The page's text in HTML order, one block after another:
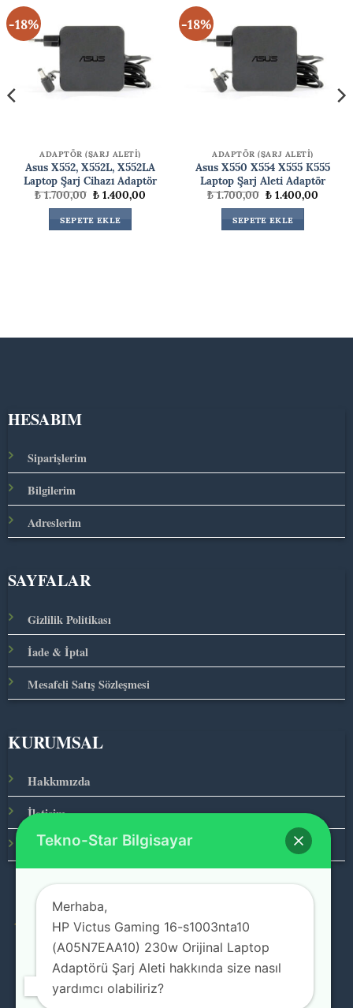
-18%
ADAPTÖR (ŞARJ ALETİ)
Asus X552, X552L, X552LA
Laptop Şarj Cihazı Adaptör
₺1.700,00Orijinal
fiyat:
₺ 1.700,00.
₺1.400,00Şu
SEPETE EKLE
-18%
ADAPTÖR (ŞARJ ALETİ)
Asus X550 X554 X555 K555
Laptop Şarj Aleti Adaptör
₺1.700,00Orijinal
fiyat:
₺ 1.700,00.
₺1.400,00Şu
SEPETE EKLE
HESABIM
Siparişlerim
Bilgilerim
Adreslerim
SAYFALAR
Gizlilik Politikası
İade & İptal
Mesafeli Satış Sözleşmesi
KURUMSAL
Hakkımızda
İletişim
Ana Sayfa
© 2026 Teknolojinin Starı
Tekno-Star Bilgisayar
Merhaba,
HP Victus Gaming 16-s1003nta10
(A05N7EAA10) 230w Orijinal Laptop
Adaptörü Şarj Aleti hakkında size nasıl
yardımcı olabiliriz?